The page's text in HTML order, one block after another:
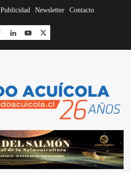
Publicidad Newsletter Contacto